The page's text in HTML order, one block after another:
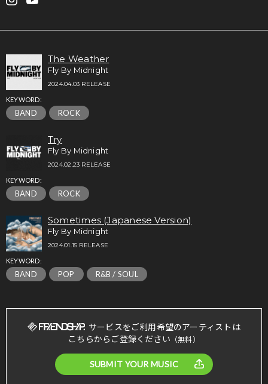
The Weather
Fly By Midnight
2024.04.03 RELEASE
KEYWORD:
BAND ROCK
Try
Fly By Midnight
2024.02.23 RELEASE
KEYWORD:
BAND ROCK
Sometimes (Japanese Version)
Fly By Midnight
2024.01.15 RELEASE
KEYWORD:
BAND POP R&B / SOUL
サービスをご利用希望のアーティストは
こちらからご登録ください （無料）
SUBMIT YOUR MUSIC